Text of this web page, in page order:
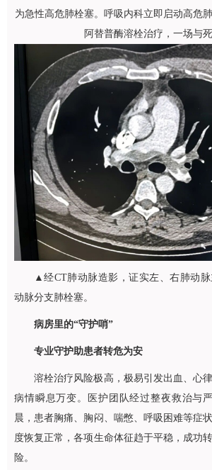
为急性高危肺栓塞。 呼吸内科立即启动高危
阿替普酶溶栓治疗，一场与
▲经CT肺动脉造影，证实左、右肺动
动脉分支肺栓塞。
病房里的“守护哨”
专业守护助患者转危为安
溶栓治疗风险极高，极易引发出血、心
病情瞬息万变。医护团队经过整夜救治与
晨，患者胸痛、胸闷、喘憋、呼吸困难等症
度恢复正常，各项生命体征趋于平稳，成功
险。